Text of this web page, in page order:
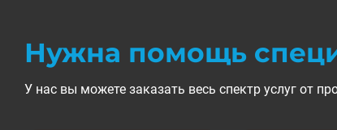
Нужна помощь
У нас вы можете заказать весь спектр услуг от